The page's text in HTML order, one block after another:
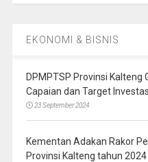
EKONOMI & BISNIS
DPMPTSP Provinsi Kalteng
Capaian dan Target
23 September 2024
Kementan Adakan Rakor
Provinsi Kalteng tahun 2024